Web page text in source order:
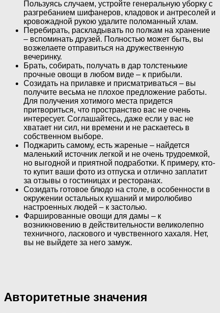
Пользуясь случаем, устройте генеральную уборку с
разгребанием шифанеров, кладовок и антресолей и
кровожадной рукою удалите поломанный хлам.
Перебирать, раскладывать по полкам на хранение
– вспоминать друзей. Полностью может быть, вы
возжелаете отправиться на дружественную
вечеринку.
Брать, собирать, получать в дар толстенькие
прочные овощи в любом виде – к прибыли.
Созидать на прилавке и присматриваться – вы
получите весьма не плохое предложение работы.
Для получения хотимого места придется
притвориться, что пространство вас не очень
интересует. Соглашайтесь, даже если у вас не
хватает ни сил, ни времени и не раскаетесь в
собственном выборе.
Поджарить самому, есть жареные – найдется
маленький источник легкой и не очень трудоемкой,
но выгодной и приятной подработки. К примеру, кто-
то купит ваши фото из отпуска и отлично заплатит
за отзывы о гостиницах и ресторанах.
Созидать готовое блюдо на столе, в особенности в
окружении остальных кушаний и миролюбиво
настроенных людей – к застолью.
Фаршированные овощи для дамы – к
возникновению в действительности великолепно
техничного, ласкового и чувственного хахаля. Нет,
вы не выйдете за него замуж.
Авторитетные значения